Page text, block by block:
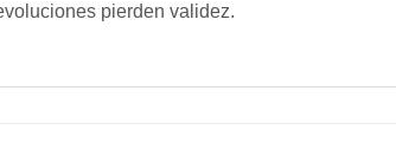
pierden validez.